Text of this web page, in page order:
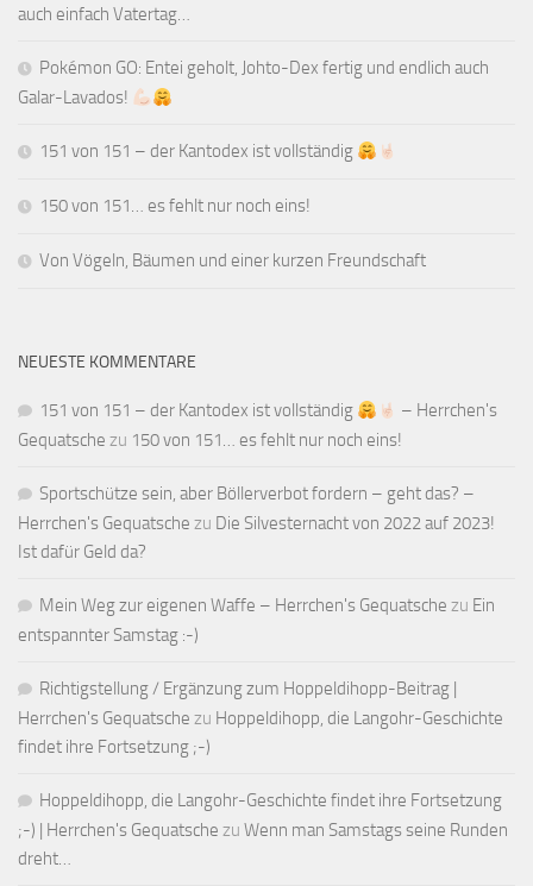
auch einfach Vatertag…
Pokémon GO: Entei geholt, Johto-Dex fertig und endlich auch
Galar-Lavados!
151 von 151 – der Kantodex ist vollständig
150 von 151… es fehlt nur noch eins!
Von Vögeln, Bäumen und einer kurzen Freundschaft
NEUESTE KOMMENTARE
151 von 151 – der Kantodex ist vollständig
– Herrchen's
Gequatsche zu 150 von 151… es fehlt nur noch eins!
Sportschütze sein, aber Böllerverbot fordern – geht das? –
Herrchen's Gequatsche zu Die Silvesternacht von 2022 auf 2023!
Ist dafür Geld da?
Mein Weg zur eigenen Waffe – Herrchen's Gequatsche zu Ein
entspannter Samstag :-)
Richtigstellung / Ergänzung zum Hoppeldihopp-Beitrag |
Herrchen's Gequatsche zu Hoppeldihopp, die Langohr-Geschichte
findet ihre Fortsetzung ;-)
Hoppeldihopp, die Langohr-Geschichte findet ihre Fortsetzung
;-) | Herrchen's Gequatsche zu Wenn man Samstags seine Runden
dreht…